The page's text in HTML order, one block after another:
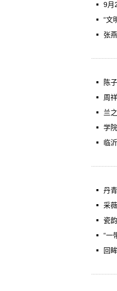
9月
“文
张
陈
周
兰
学
临
丹
采
瓷
“一
回